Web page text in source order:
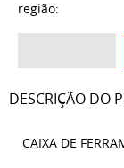
região:
DESCRIÇÃO DO
CAIXA DE